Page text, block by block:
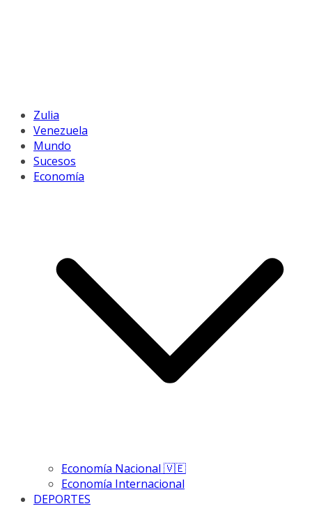
Zulia
Venezuela
Mundo
Sucesos
Economía
Economía Nacional 🇻🇪
Economía Internacional
DEPORTES